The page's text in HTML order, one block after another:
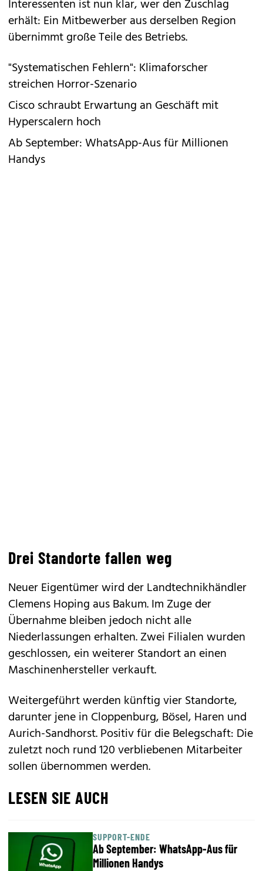
Interessenten ist nun klar, wer den Zuschlag
erhält: Ein Mitbewerber aus derselben Region
übernimmt große Teile des Betriebs.
"Systematischen Fehlern": Klimaforscher
streichen Horror-Szenario
Cisco schraubt Erwartung an Geschäft mit
Hyperscalern hoch
Ab September: WhatsApp-Aus für Millionen
Handys
Drei Standorte fallen weg
Neuer Eigentümer wird der Landtechnikhändler
Clemens Hoping aus Bakum. Im Zuge der
Übernahme bleiben jedoch nicht alle
Niederlassungen erhalten. Zwei Filialen wurden
geschlossen, ein weiterer Standort an einen
Maschinenhersteller verkauft.
Weitergeführt werden künftig vier Standorte,
darunter jene in Cloppenburg, Bösel, Haren und
Aurich-Sandhorst. Positiv für die Belegschaft: Die
zuletzt noch rund 120 verbliebenen Mitarbeiter
sollen übernommen werden.
LESEN SIE AUCH
SUPPORT-ENDE
Ab September: WhatsApp-Aus für
Millionen Handys